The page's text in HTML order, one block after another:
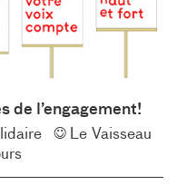
de l’engagement!
Client
Le Vaisseau